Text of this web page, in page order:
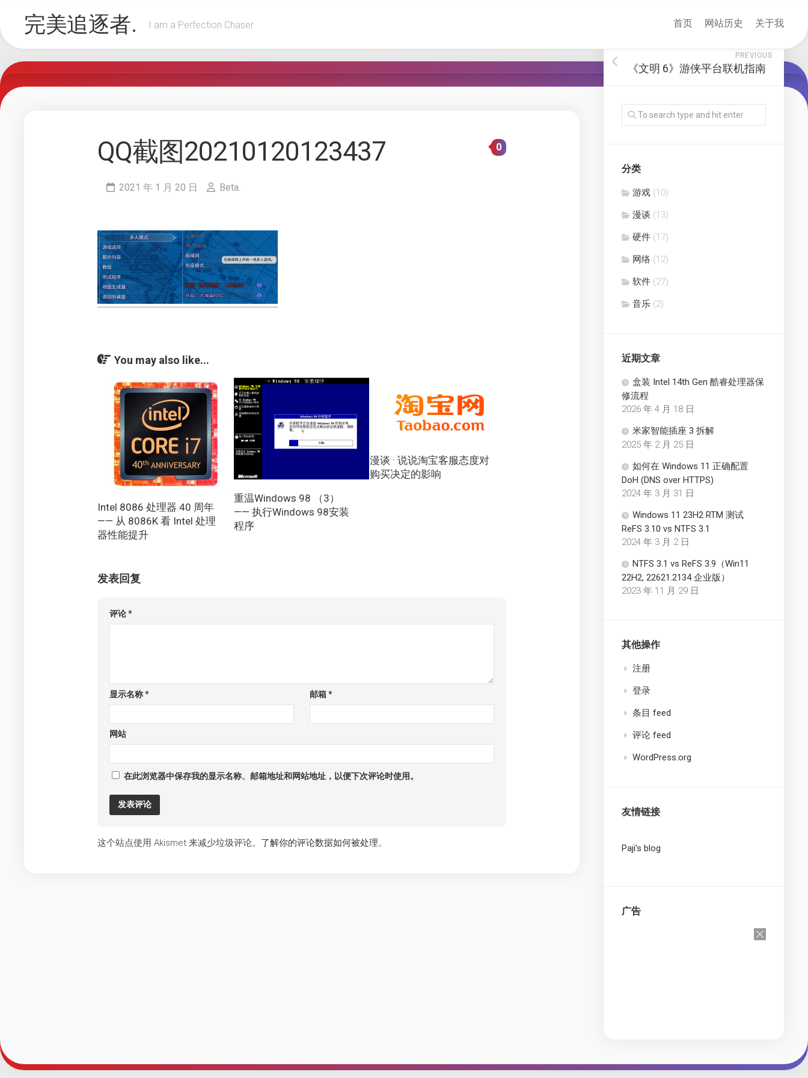
content完美追逐者. I am a Perfection Chaser. 首页 网站历史 关于我
QQ截图20210120123437
2021 年 1 月 20 日 Beta.
0
You may also like...
Intel 8086 处理器 40 周年
—— 从 8086K 看 Intel 处理
器性能提升
重温Windows 98 （3）
—— 执行Windows 98安装
程序
漫谈 · 说说淘宝客服态度对
购买决定的影响
发表回复
评论*
显示名称* 邮箱*
网站
在此浏览器中保存我的显示名称、邮箱地址和网站地址，以便下次评论时使用。
这个站点使用 Akismet 来减少垃圾评论。 了解你的评论数据如何被处理。
PREVIOUS
《文明 6》游侠平台联机指南
分类
游戏 (10)
漫谈 (13)
硬件 (17)
网络 (12)
软件 (27)
音乐 (2)
近期文章
盒装 Intel 14th Gen 酷睿处理器保
修流程
2026 年 4 月 18 日
米家智能插座 3 拆解
2025 年 2 月 25 日
如何在 Windows 11 正确配置
DoH (DNS over HTTPS)
2024 年 3 月 31 日
Windows 11 23H2 RTM 测试
ReFS 3.10 vs NTFS 3.1
2024 年 3 月 2 日
NTFS 3.1 vs ReFS 3.9（Win11
22H2, 22621.2134 企业版）
2023 年 11 月 29 日
其他操作
注册
登录
条目 feed
评论 feed
WordPress.org
友情链接
Paji’s blog
广告